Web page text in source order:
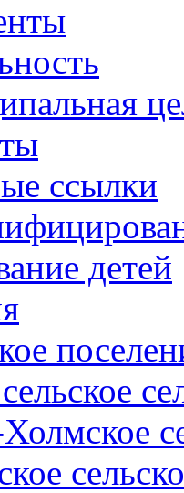
ссылки
детей